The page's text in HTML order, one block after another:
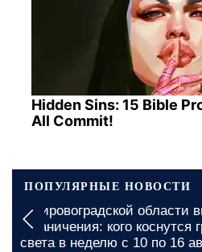
Hidden Sins: 15 Bible
All Commit!
ПОПУЛЯРНЫЕ НОВОСТИ
В Кировоградской области
ограничения: кого коснутся
света в неделю с 10 по 16